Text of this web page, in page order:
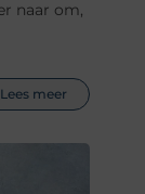
naar om,
Lees meer